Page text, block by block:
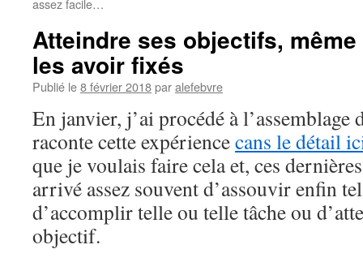
assez facile…
Atteindre ses objectifs,
les avoir fixés
Publié le8 février 2018paralefebvre
En janvier, j’ai procédé à l’assemblage
raconte cette expériencecans le détail
que je voulais faire cela et, ces
arrivé assez souvent d’assouvir enfin
d’accomplir telle ou telle tâche ou
objectif.